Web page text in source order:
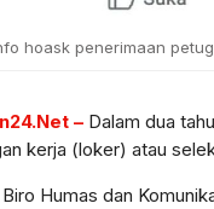
hoask penerimaan
– Dalam dua
kerja (loker) atau
Humas dan